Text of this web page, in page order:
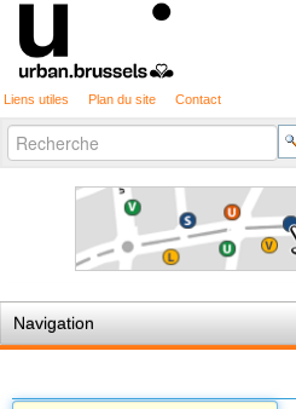
Liens utiles Plan du site Contact
Chercher par
Recherche
avancée…
Navigation
Règles du jeu